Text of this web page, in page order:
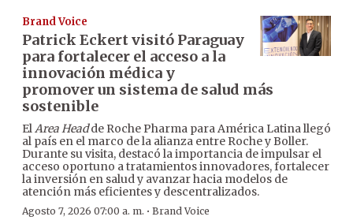
Brand Voice
Patrick Eckert visitó Paraguay
para fortalecer el acceso a la
innovación médica y
promover un sistema de salud más
sostenible
ElArea Headde Roche Pharma para América Latina llegó
al país en el marco de la alianza entre Roche y Boller.
Durante su visita, destacó la importancia de impulsar el
acceso oportuno a tratamientos innovadores, fortalecer
la inversión en salud y avanzar hacia modelos de
atención más eficientes y descentralizados.
Agosto 7, 2026 07:00 a. m. · Brand Voice